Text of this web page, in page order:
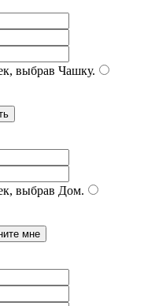
выбрав Чашку.
выбрав Дом.